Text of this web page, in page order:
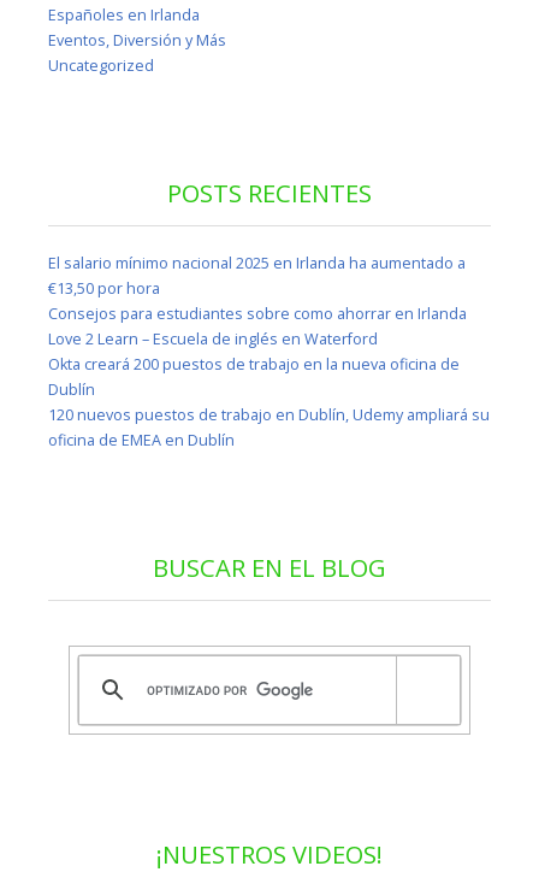
Españoles en Irlanda
Eventos, Diversión y Más
Uncategorized
POSTS RECIENTES
El salario mínimo nacional 2025 en Irlanda ha aumentado a
€13,50 por hora
Consejos para estudiantes sobre como ahorrar en Irlanda
Love 2 Learn – Escuela de inglés en Waterford
Okta creará 200 puestos de trabajo en la nueva oficina de
Dublín
120 nuevos puestos de trabajo en Dublín, Udemy ampliará su
oficina de EMEA en Dublín
BUSCAR EN EL BLOG
¡NUESTROS VIDEOS!